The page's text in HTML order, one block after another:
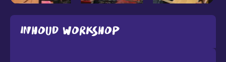
Inhoud workshop